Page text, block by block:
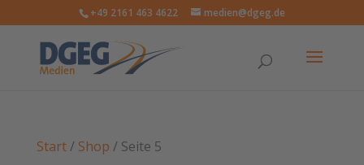
+49 2161 463 4622 medien@dgeg.de
Start/ Shop / Seite 5